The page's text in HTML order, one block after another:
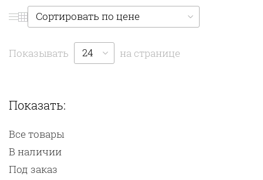
Сортировать по цене
Показывать 24 на странице
Показать:
Все товары
В наличии
Под заказ